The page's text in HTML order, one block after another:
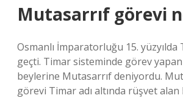
Mutasarrıf görevi
Osmanlı İmparatorluğu 15.
geçti. Timar sisteminde görev
beylerine Mutasarrıf deniyordu.
görevi Timar adı altında rüşvet